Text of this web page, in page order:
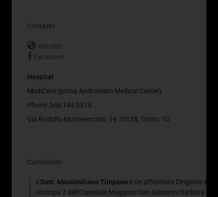
Contacts
Website
Facebook
Hospital
MediCare (prima Androteam Medical Center)
Phone: 346 184 5514
Via Rodolfo Montevecchio, 16 10128, Torino TO
Curriculum
Il Dott. Massimiliano Timpano è un affermato Dirigente
Urologia 2 dell'Ospedale Maggiore San Giovanni Battista -